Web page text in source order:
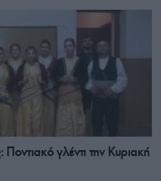
γλέντι την Κυριακή